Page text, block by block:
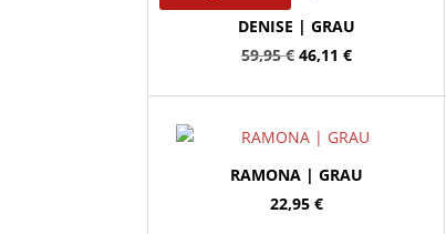
DENISE | GRAU
59,95€ Ursprünglicher
59,95 €
46,11 €Aktueller
46,11 €.
RAMONA | GRAU
22,95 €